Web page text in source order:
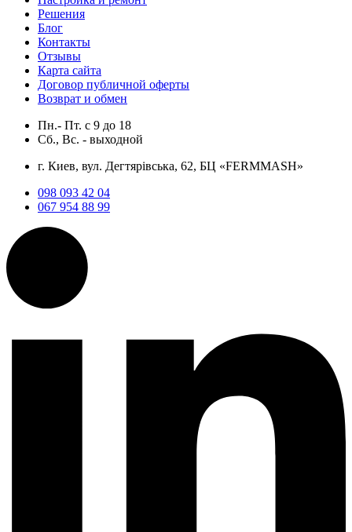
Решения
Блог
Контакты
Отзывы
Карта сайта
Договор публичной оферты
Возврат и обмен
Пн.- Пт. с 9 до 18
Сб., Вс. - выходной
г. Киев, вул. Дегтярівська, 62, БЦ «FERMMASH»
098 093 42 04
067 954 88 99